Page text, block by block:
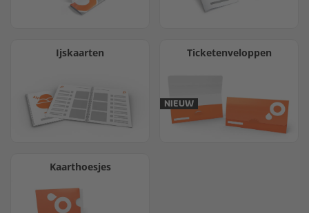
Ijskaarten Ticketenveloppen
NIEUW
Kaarthoesjes